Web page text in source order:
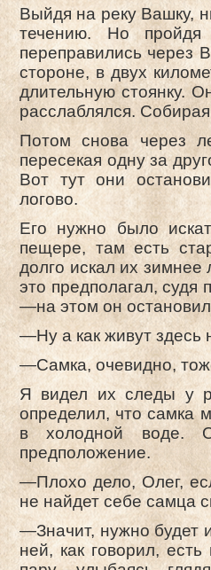
Выйдя на реку Вашку,
течению. Но пройдя
переправились через
стороне, в двух
длительную стоянку.
расслаблялся.
Потом снова через
пересекая одну за
Вот тут они
логово.
Его нужно было
пещере, там есть
долго искал их
это предполагал,
—на этом он остановил
—Ну а как живут здесь
—Самка, очевидно,
Я видел их следы у
определил, что самка
в холодной воде.
предположение.
—Плохо дело, Олег,
не найдет себе самца
—Значит, нужно будет
ней, как говорил,